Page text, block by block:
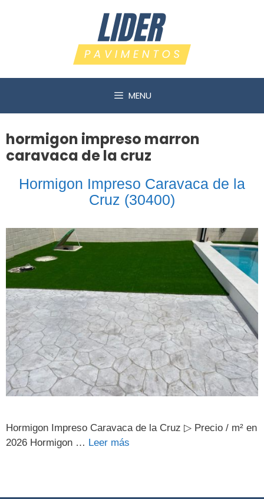
MENU
hormigon impreso marron
caravaca de la cruz
Hormigon Impreso Caravaca de la
Cruz (30400)
Hormigon Impreso Caravaca de la Cruz ▷ Precio / m² en
2026 Hormigon … Leer más